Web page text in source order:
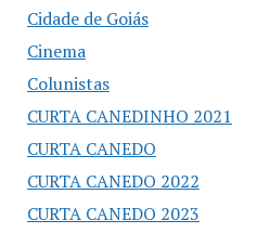
Cidade de Goiás
Cinema
Colunistas
CURTA CANEDINHO 2021
CURTA CANEDO
CURTA CANEDO 2022
CURTA CANEDO 2023